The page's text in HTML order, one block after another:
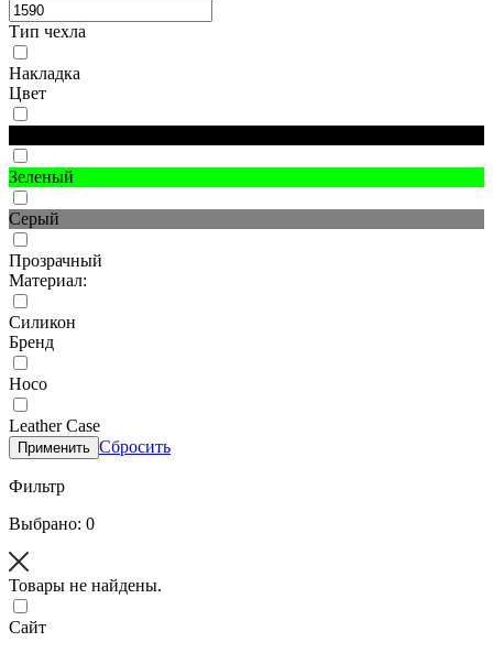
Тип чехла
Накладка
Цвет
Зеленый
Серый
Прозрачный
Материал:
Силикон
Бренд
Hoco
Leather Case
Применить Сбросить
Фильтр
Выбрано: 0
Товары не найдены.
Сайт